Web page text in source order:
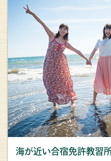
海が近い合宿免許教習